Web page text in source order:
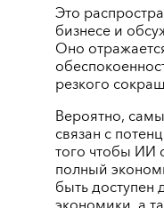
Это
бизнесе и
Оно
резкого
Вероятно,
связан с
того чтобы ИИ
полный
быть доступен